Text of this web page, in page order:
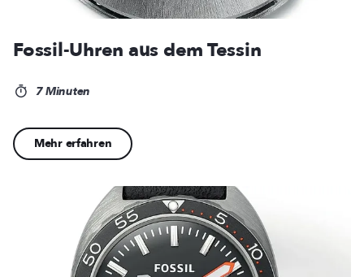
Fossil-Uhren aus dem Tessin
7 Minuten
Mehr erfahren